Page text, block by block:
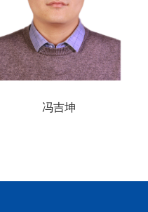
冯吉坤